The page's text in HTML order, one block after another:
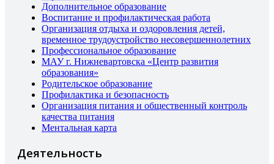
Дополнительное образование
Воспитание и профилактическая работа
Организация отдыха и оздоровления детей,
временное трудоустройство несовершеннолетних
Профессиональное образование
МАУ г. Нижневартовска «Центр развития
образования»
Родительское образование
Профилактика и безопасность
Организация питания и общественный контроль
качества питания
Ментальная карта
Деятельность